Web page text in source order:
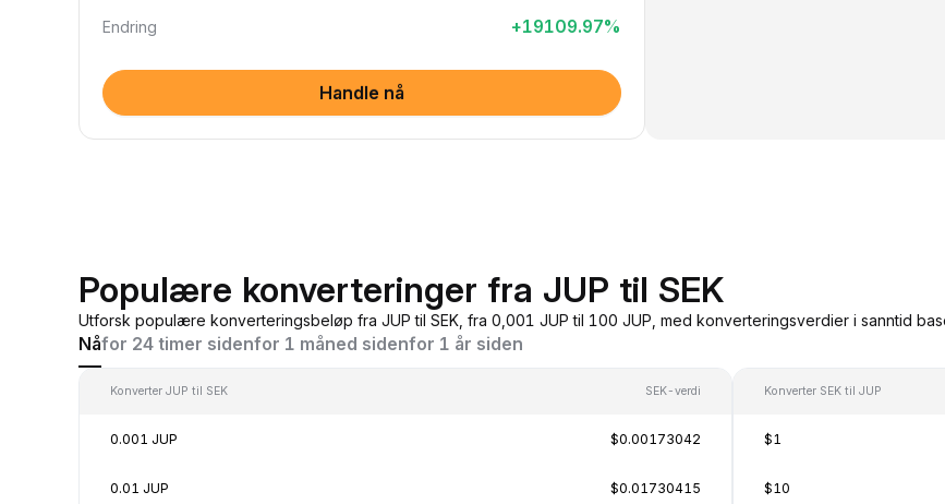
Endring +19109.97%
Handle nå
Populære konverteringer fra JUP til SEK
Utforsk populære konverteringsbeløp fra JUP til SEK, fra 0,001 JUP til 100 JUP, med konverteringsverdier i sanntid
Nåfor 24 timer sidenfor 1 måned sidenfor 1 år siden
Konverter JUP til SEK SEK-verdi
0.001 JUP $0.00173042
0.01 JUP $0.01730415
Konverter SEK til JUP
$1
$10